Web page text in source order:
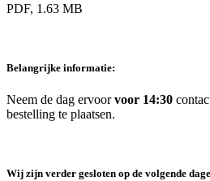
PDF, 1.63 MB
Belangrijke informatie:
Neem de dag ervoorvoor 14:30
bestelling te plaatsen.
Wij zijn verder gesloten op de volgende